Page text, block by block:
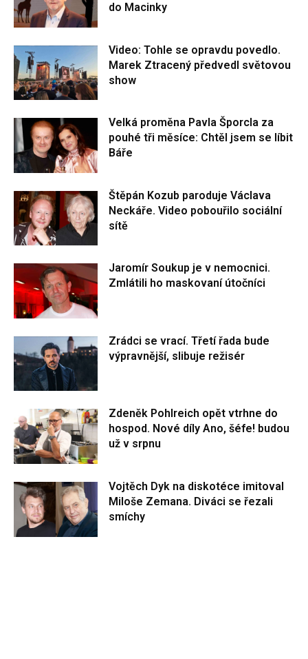
do Macinky
Video: Tohle se opravdu povedlo.
Marek Ztracený předvedl světovou
show
Velká proměna Pavla Šporcla za
pouhé tři měsíce: Chtěl jsem se líbit
Báře
Štěpán Kozub paroduje Václava
Neckáře. Video pobouřilo sociální
sítě
Jaromír Soukup je v nemocnici.
Zmlátili ho maskovaní útočníci
Zrádci se vrací. Třetí řada bude
výpravnější, slibuje režisér
Zdeněk Pohlreich opět vtrhne do
hospod. Nové díly Ano, šéfe! budou
už v srpnu
Vojtěch Dyk na diskotéce imitoval
Miloše Zemana. Diváci se řezali
smíchy